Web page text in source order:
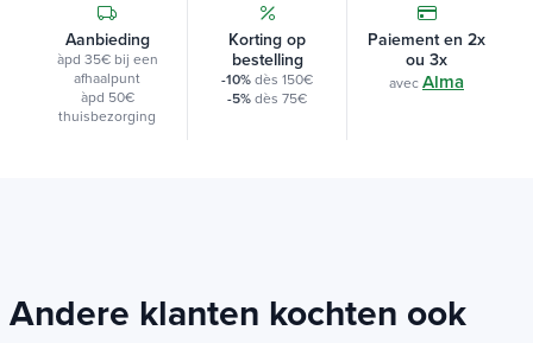
Aanbieding
àpd 35€ bij een
afhaalpunt
àpd 50€
thuisbezorging
Korting op
bestelling
-10%dès 150€
-5%dès 75€
Paiement en 2x
ou 3x
avec Alma
Andere klanten kochten ook